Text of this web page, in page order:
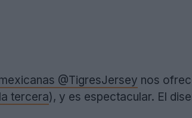
@TigresJersey nos
la tercera), y es espectacular. El